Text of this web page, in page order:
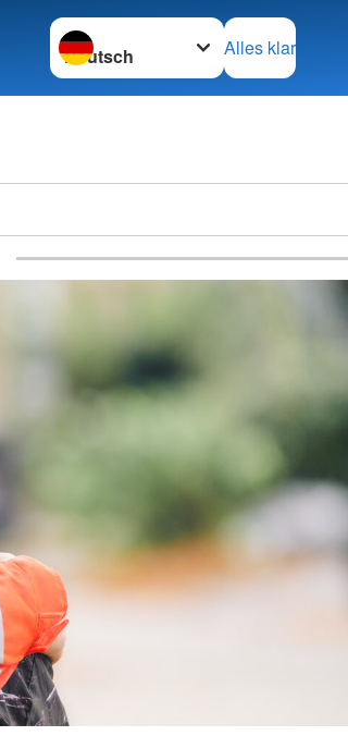
Sprache wechseln zu
Alles klar